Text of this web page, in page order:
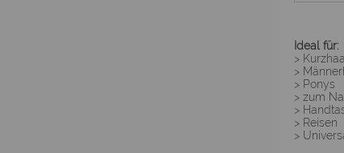
Ideal für:
>
>
> Ponys
> zum
>
> Reisen
>